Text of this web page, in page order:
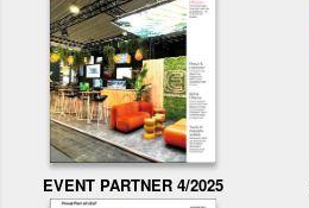
EVENT PARTNER 4/2025